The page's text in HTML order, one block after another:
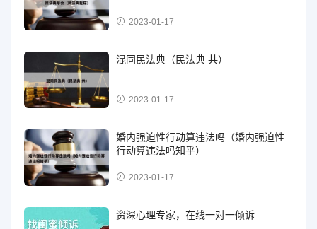
2023-01-17
混同民法典（民法典 共）
2023-01-17
婚内强迫性行动算违法吗（婚内强迫性
行动算违法吗知乎）
2023-01-17
资深心理专家，在线一对一倾诉